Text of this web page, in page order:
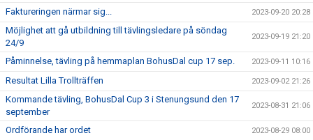
Faktureringen närmar sig... 2023-09-20 20:28
Möjlighet att gå utbildning till tävlingsledare på söndag
24/9
2023-09-19 21:20
Påminnelse, tävling på hemmaplan BohusDal cup 17 sep. 2023-09-11 10:16
Resultat Lilla Trollträffen 2023-09-02 21:26
Kommande tävling, BohusDal Cup 3 i Stenungsund den 17
september
2023-08-31 21:06
Ordförande har ordet 2023-08-29 08:00